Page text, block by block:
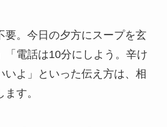
要。今日の夕方にスープを玄
「電話は10分にしよう。辛け
いよ」といった伝え方は、相
す。